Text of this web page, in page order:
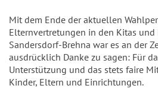
Mit dem Ende der aktuellen
Elternvertretungen in den Kitas und
Sandersdorf-Brehna war es an der
ausdrücklich Danke zu sagen: Für
Unterstützung und das stets faire
Kinder, Eltern und Einrichtungen.